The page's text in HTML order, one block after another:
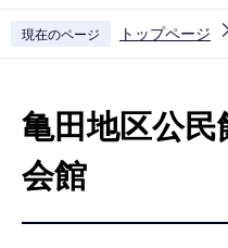
現在のページ トップページ
亀田地区公
会館